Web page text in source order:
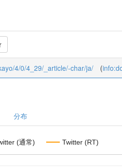
4/0/4_29/_article/-char/ja/ (
分布
(通常) Twitter (RT)